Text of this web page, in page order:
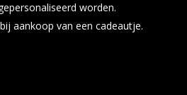
worden.
aankoop van een cadeautje.